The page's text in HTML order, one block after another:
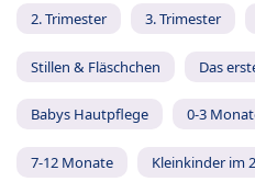
2. Trimester 3. Trimester
Stillen & Fläschchen Das
Babys Hautpflege 0-3
7-12 Monate Kleinkinder im